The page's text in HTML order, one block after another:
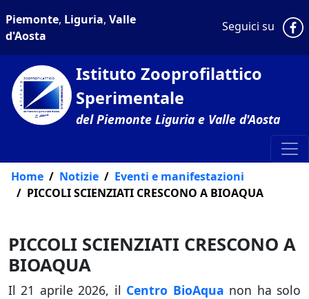
Piemonte, Liguria, Valle
d'Aosta
Seguici su
Istituto Zooprofilattico
Sperimentale
del Piemonte Liguria e Valle d'Aosta
Home Notizie
Eventi e manifestazioni
PICCOLI SCIENZIATI CRESCONO A BIOAQUA
PICCOLI SCIENZIATI CRESCONO A
BIOAQUA
Il 21 aprile 2026, il Centro BioAqua non ha solo